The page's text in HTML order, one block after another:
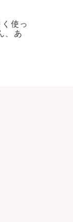
使っ
、あ